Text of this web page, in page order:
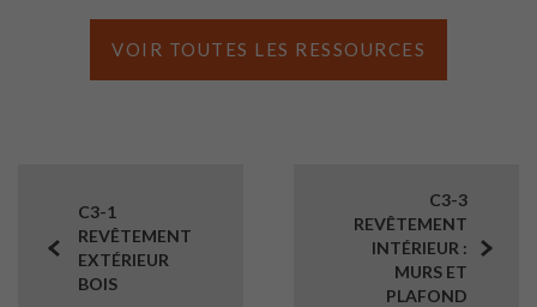
VOIR TOUTES LES RESSOURCES
C3-1
REVÊTEMENT
EXTÉRIEUR
BOIS
C3-3
REVÊTEMENT
INTÉRIEUR :
MURS ET
PLAFOND